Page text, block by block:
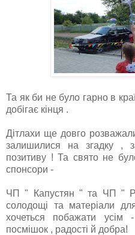
Та як би не було гарно в
добігає кінця .
Дітлахи ще довго
залишилися на згадку ,
позитиву ! Та свято не
спонсори -
ЧП " Капустян " та ЧП "
солодощі та матеріали
хочеться побажати
посмішок , радості й добра!